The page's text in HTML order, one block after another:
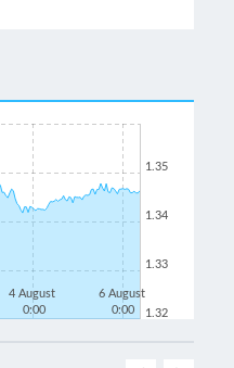
4 August
0:00
6 August
0:00
1.32
1.33
1.34
1.35